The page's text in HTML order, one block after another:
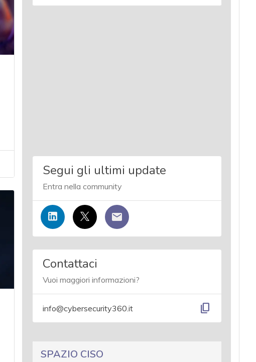
Segui gli ultimi update
Entra nella community
Contattaci
Vuoi maggiori informazioni?
info@cybersecurity360.it content_copy
SPAZIO CISO